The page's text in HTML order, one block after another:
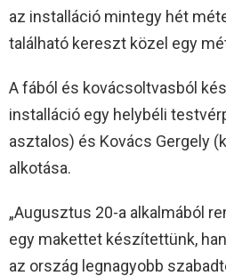
az installáció mintegy hét
található kereszt közel egy
A fából és kovácsoltvasból
installáció egy helybéli
asztalos) és Kovács Gergely
alkotása.
„Augusztus 20-a alkalmából
egy makettet készítettünk,
az ország legnagyobb